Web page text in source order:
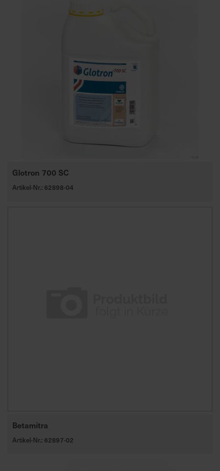
Glotron 700 SC
Artikel-Nr.: 62898-04
Betamitra
Artikel-Nr.: 62897-02